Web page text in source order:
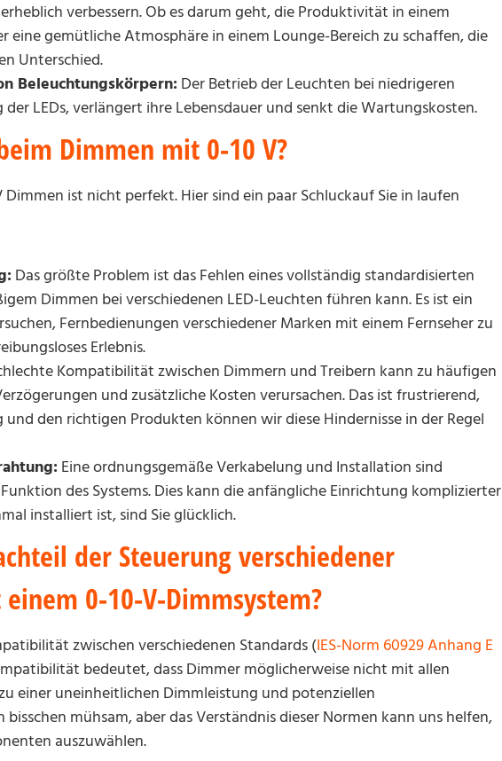
verbessern. Ob es darum geht, die Produktivität in einem
eine gemütliche Atmosphäre in einem Lounge-Bereich zu schaffen, die
Unterschied.
Beleuchtungskörpern: Der Betrieb der Leuchten bei niedrigeren
LEDs, verlängert ihre Lebensdauer und senkt die Wartungskosten.
Dimmen mit 0-10 V?
ist nicht perfekt. Hier sind ein paar Schluckauf Sie in laufen
Das größte Problem ist das Fehlen eines vollständig standardisierten
Dimmen bei verschiedenen LED-Leuchten führen kann. Es ist ein
Fernbedienungen verschiedener Marken mit einem Fernseher zu
Erlebnis.
Kompatibilität zwischen Dimmern und Treibern kann zu häufigen
und zusätzliche Kosten verursachen. Das ist frustrierend,
den richtigen Produkten können wir diese Hindernisse in der Regel
Eine ordnungsgemäße Verkabelung und Installation sind
des Systems. Dies kann die anfängliche Einrichtung komplizierter
installiert ist, sind Sie glücklich.
der Steuerung verschiedener
0-10-V-Dimmsystem?
zwischen verschiedenen Standards (IES-Norm 60929 Anhang E
bedeutet, dass Dimmer möglicherweise nicht mit allen
einer uneinheitlichen Dimmleistung und potenziellen
mühsam, aber das Verständnis dieser Normen kann uns helfen,
auszuwählen.